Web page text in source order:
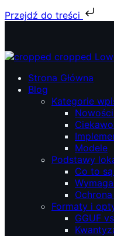
Przejdź do treści
treści
ŁowcyAI – Lokalne
ŁowcyAI – Lokalne
Strona Główna
Blog
Kategorie
Modele
Podstawy
Co to
Formaty i
GGUF